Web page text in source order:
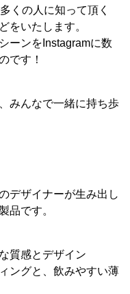
くの人に知って頂く
をいたします。
ーンをInstagramに数
です！
みんなで一緒に持ち歩
デザイナーが生み出し
品です。
質感とデザイン
ングと、飲みやすい薄